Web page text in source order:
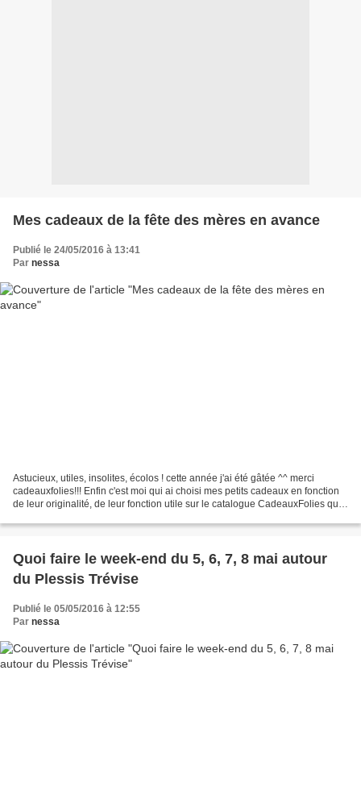
Mes cadeaux de la fête des mères en avance
Publié le 24/05/2016 à 13:41
Par nessa
Astucieux, utiles, insolites, écolos ! cette année j'ai été gâtée ^^ merci
cadeauxfolies!!! Enfin c'est moi qui ai choisi mes petits cadeaux en fonction
de leur originalité, de leur fonction utile sur le catalogue CadeauxFolies qui
Quoi faire le week-end du 5, 6, 7, 8 mai autour
du Plessis Trévise
Publié le 05/05/2016 à 12:55
Par nessa